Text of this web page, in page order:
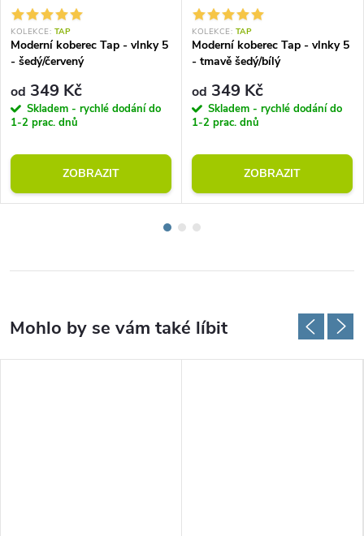
KOLEKCE: TAP
Moderní koberec Tap - vlnky 5
- šedý/červený
od 349 Kč
Skladem - rychlé dodání do
1-2 prac. dnů
ZOBRAZIT
KOLEKCE: TAP
Moderní koberec Tap - vlnky 5
- tmavě šedý/bílý
od 349 Kč
Skladem - rychlé dodání do
1-2 prac. dnů
ZOBRAZIT